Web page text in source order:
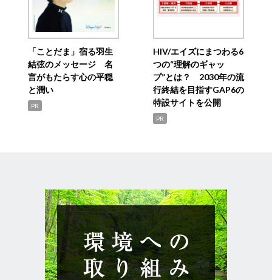
「ことだま」宿る羽生
結弦のメッセージ 名
言がもたらす心の平穏
と潤い
PR
HIV/エイズにまつわる6
つの“理解のギャッ
プ”とは？ 2030年の流
行終結を目指すGAP6の
特設サイトを公開
PR